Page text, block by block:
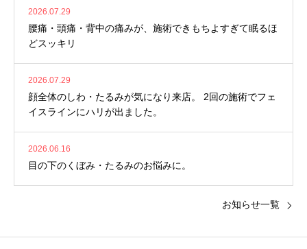
2026.07.29
腰痛・頭痛・背中の痛みが、施術できもちよすぎて眠るほ
どスッキリ
2026.07.29
顔全体のしわ・たるみが気になり来店。 2回の施術でフェ
イスラインにハリが出ました。
2026.06.16
目の下のくぼみ・たるみのお悩みに。
お知らせ一覧